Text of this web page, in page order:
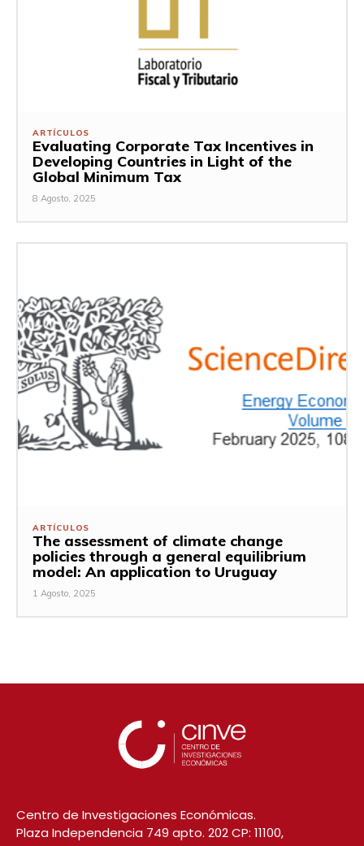
ARTÍCULOS
Evaluating Corporate Tax Incentives in
Developing Countries in Light of the
Global Minimum Tax
8 Agosto, 2025
ARTÍCULOS
The assessment of climate change
policies through a general equilibrium
model: An application to Uruguay
1 Agosto, 2025
Centro de Investigaciones Económicas.
Plaza Independencia 749 apto. 202 CP: 11100,